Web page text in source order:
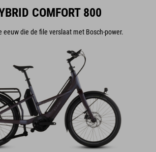
COMFORT 800
eeuw die de file verslaat met Bosch-power.